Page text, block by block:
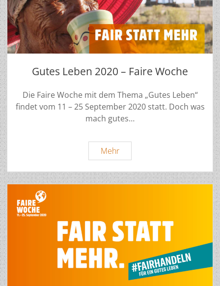
Gutes Leben 2020 – Faire Woche
Die Faire Woche mit dem Thema „Gutes Leben“
findet vom 11 – 25 September 2020 statt. Doch was
mach gutes…
MehrGutes
Leben
2020
–